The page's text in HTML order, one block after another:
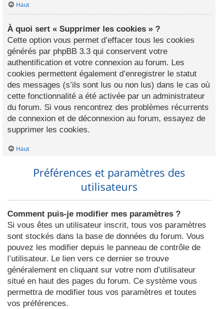
Haut
À quoi sert « Supprimer les cookies » ?
Cette option vous permet d’effacer tous les cookies
générés par phpBB 3.3 qui conservent votre
authentification et votre connexion au forum. Les
cookies permettent également d’enregistrer le statut
des messages (s’ils sont lus ou non lus) dans le cas où
cette fonctionnalité a été activée par un administrateur
du forum. Si vous rencontrez des problèmes récurrents
de connexion et de déconnexion au forum, essayez de
supprimer les cookies.
Haut
Préférences et paramètres des
utilisateurs
Comment puis-je modifier mes paramètres ?
Si vous êtes un utilisateur inscrit, tous vos paramètres
sont stockés dans la base de données du forum. Vous
pouvez les modifier depuis le panneau de contrôle de
l’utilisateur. Le lien vers ce dernier se trouve
généralement en cliquant sur votre nom d’utilisateur
situé en haut des pages du forum. Ce système vous
permettra de modifier tous vos paramètres et toutes
vos préférences.